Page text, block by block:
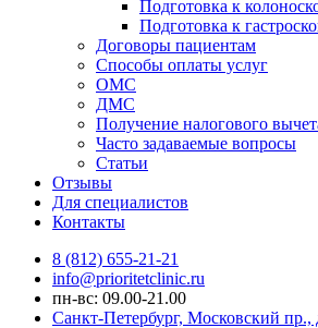
Подготовка к
Подготовка к
Договоры пациентам
Способы оплаты услуг
ОМС
ДМС
Получение налогового
Часто задаваемые вопросы
Статьи
Отзывы
Для специалистов
Контакты
8 (812) 655-21-21
info@prioritetclinic.ru
пн-вс: 09.00-21.00
Санкт-Петербург, Московский пр.,